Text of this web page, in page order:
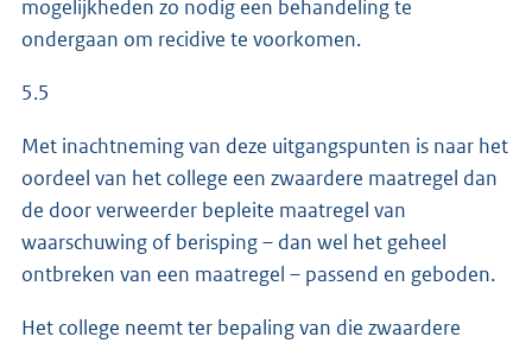
mogelijkheden zo nodig een behandeling te
ondergaan om recidive te voorkomen.
5.5
Met inachtneming van deze uitgangspunten is naar het
oordeel van het college een zwaardere maatregel dan
de door verweerder bepleite maatregel van
waarschuwing of berisping – dan wel het geheel
ontbreken van een maatregel – passend en geboden.
Het college neemt ter bepaling van die zwaardere